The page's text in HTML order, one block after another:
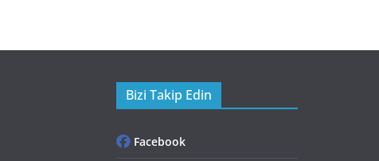
Bizi Takip Edin
Facebook